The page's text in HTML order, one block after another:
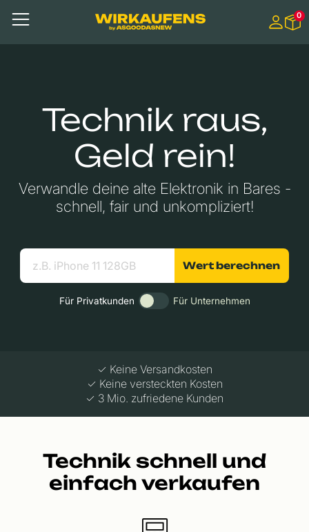
Menü
0
Technik raus,
Geld rein!
Verwandle deine alte Elektronik in Bares -
schnell, fair und unkompliziert!
Wert berechnen
Für Privatkunden Für Unternehmen
✓ Keine Versandkosten
✓ Keine versteckten Kosten
✓ 3 Mio. zufriedene Kunden
Technik schnell und
einfach verkaufen